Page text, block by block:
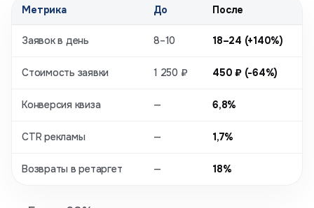
Метрика До После
Заявок в день 8–10 18–24 (+140%)
Стоимость заявки 1 250 ₽ 450 ₽ (-64%)
Конверсия квиза — 6,8%
CTR рекламы — 1,7%
Возвраты в ретаргет — 18%